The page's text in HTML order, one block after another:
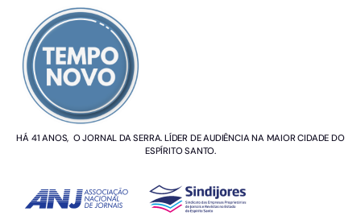
HÁ 41 ANOS, O JORNAL DA SERRA. LÍDER DE AUDIÊNCIA NA MAIOR CIDADE DO
ESPÍRITO SANTO.